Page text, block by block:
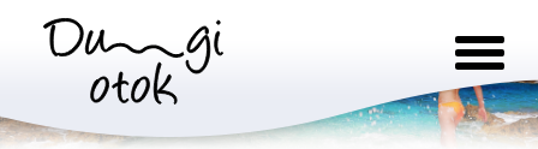
Salta al contenuto